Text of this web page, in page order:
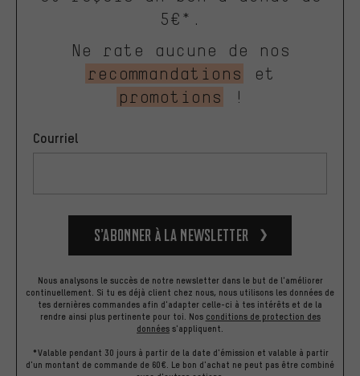
5€*.
Ne rate aucune de nos
recommandations
et
promotions
!
Courriel
S’abonner à la newsletter
Nous analysons le succès de notre newsletter dans le but de l'améliorer
continuellement. Si tu es déjà client chez nous, nous utilisons les données de
tes dernières commandes afin d'adapter celle-ci à tes intérêts et de la
rendre ainsi plus pertinente pour toi. Nos conditions de protection des
données s'appliquent.
*Valable pendant 30 jours à partir de la date d'émission et valable à partir
d'un montant de commande de 60€. Le bon d'achat ne peut pas être combiné